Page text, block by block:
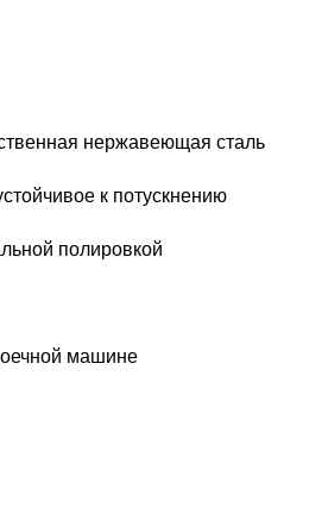
нержавеющая сталь
к потускнению
полировкой
машине